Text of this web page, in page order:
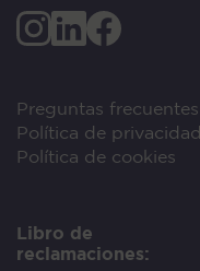
Preguntas frecuentes
Política de privacidad
Política de cookies
Libro de
reclamaciones: